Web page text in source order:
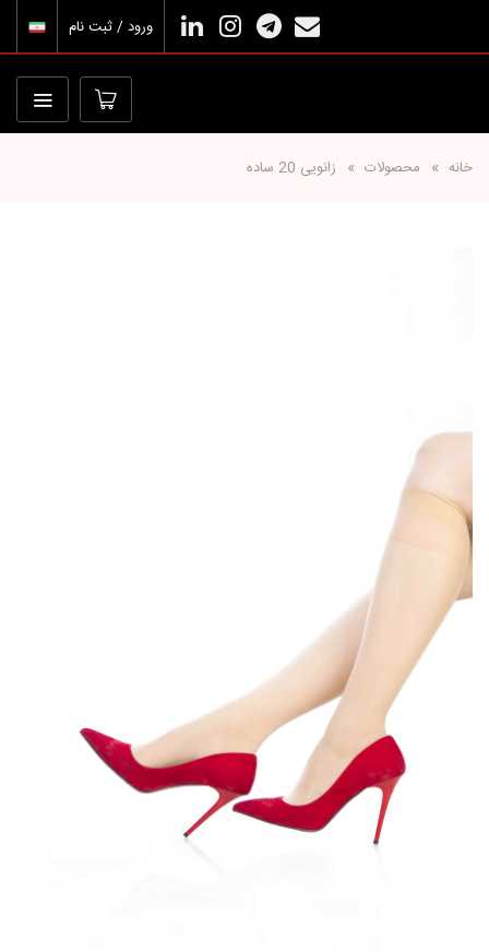
ورود / ثبت نام
خانه محصولات زانویی 20 ساده